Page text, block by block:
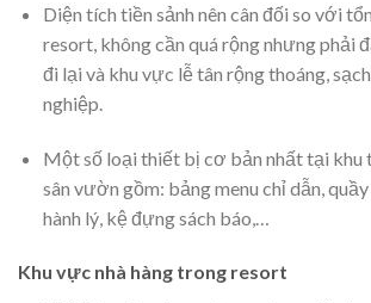
Diện tích tiền sảnh nên cân đối so với
resort, không cần quá rộng nhưng phải
đi lại và khu vực lễ tân rộng thoáng,
nghiệp.
Một số loại thiết bị cơ bản nhất tại khu
sân vườn gồm: bảng menu chỉ dẫn,
hành lý, kệ đựng sách báo,…
Khu vực nhà hàng trong resort